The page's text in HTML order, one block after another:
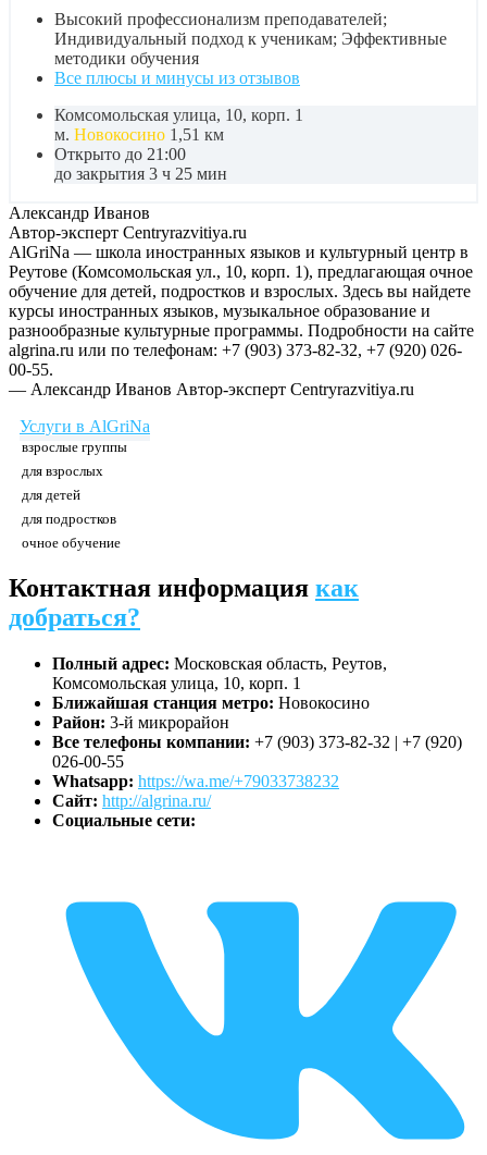
Высокий профессионализм преподавателей;
Индивидуальный подход к ученикам; Эффективные
методики обучения
Все плюсы и минусы из отзывов
Комсомольская улица, 10, корп. 1
м. Новокосино 1,51 км
Открыто до 21:00
до закрытия 3 ч 25 мин
Александр Иванов
Автор-эксперт Centryrazvitiya.ru
AlGriNa — школа иностранных языков и культурный центр в
Реутове (Комсомольская ул., 10, корп. 1), предлагающая очное
обучение для детей, подростков и взрослых. Здесь вы найдете
курсы иностранных языков, музыкальное образование и
разнообразные культурные программы. Подробности на сайте
algrina.ru или по телефонам: +7 (903) 373-82-32, +7 (920) 026-
00-55.
— Александр Иванов Автор-эксперт Centryrazvitiya.ru
Услуги в AlGriNa
взрослые группы
для взрослых
для детей
для подростков
очное обучение
Контактная информация как
добраться?
Полный адрес: Московская область, Реутов,
Комсомольская улица, 10, корп. 1
Ближайшая станция метро: Новокосино
Район: 3-й микрорайон
Все телефоны компании: +7 (903) 373-82-32 | +7 (920)
026-00-55
Whatsapp: https://wa.me/+79033738232
Сайт: http://algrina.ru/
Социальные сети: